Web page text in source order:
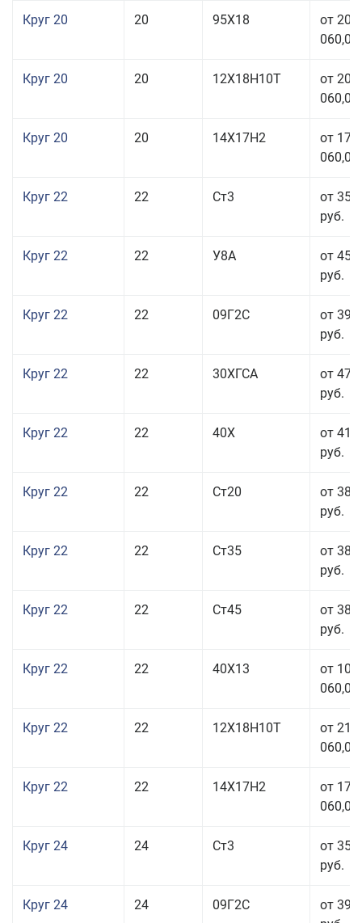
Круг 20 20 95Х18
от 208
060,00
Круг 20 20 12Х18Н10Т
от 209
060,00
Круг 20 20 14Х17Н2
от 175
060,00
Круг 22 22 Ст3
от 35
руб.
Круг 22 22 У8А
от 45
руб.
Круг 22 22 09Г2С
от 39
руб.
Круг 22 22 30ХГСА
от 47
руб.
Круг 22 22 40Х
от 41
руб.
Круг 22 22 Ст20
от 38
руб.
Круг 22 22 Ст35
от 38
руб.
Круг 22 22 Ст45
от 38
руб.
Круг 22 22 40Х13
от 103
060,00
Круг 22 22 12Х18Н10Т
от 210
060,00
Круг 22 22 14Х17Н2
от 175
060,00
Круг 24 24 Ст3
от 35
руб.
Круг 24 24 09Г2С
от 39